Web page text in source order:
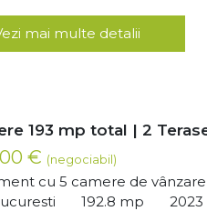
mai multe detalii
193 mp total | 2
€ (negociabil)
cu 5 camere de vânzare
192.8 mp 2023